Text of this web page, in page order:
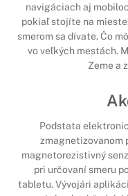
navigáciach aj
pokiaľ stojíte na
smerom sa dívate. Čo
vo veľkých mestách.
Zeme a
Podstata
zmagnetizovanom
magnetorezistivný
pri určovaní smeru
tabletu. Vývojári